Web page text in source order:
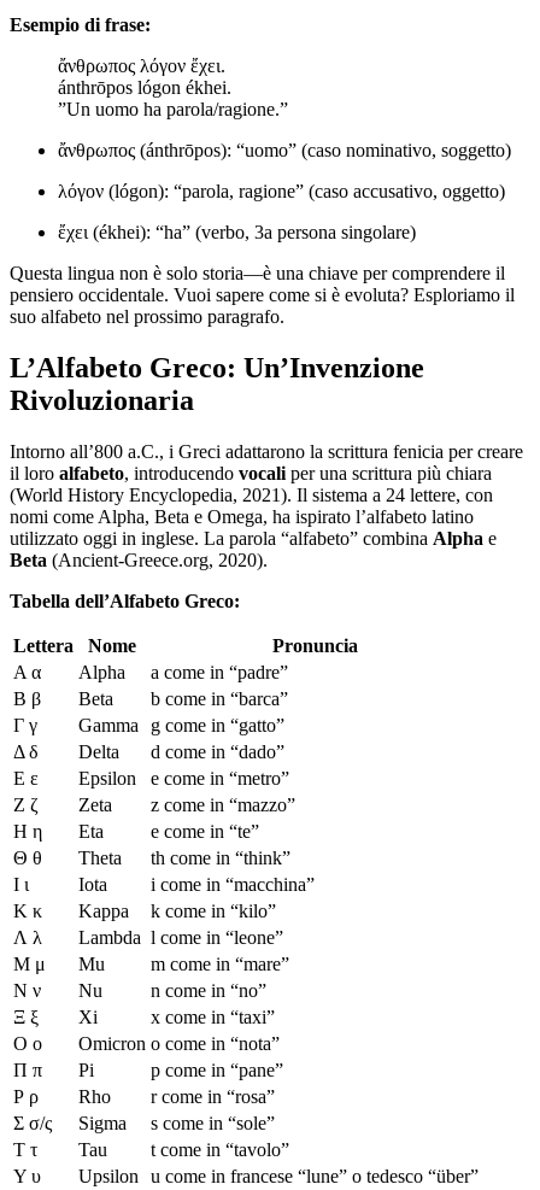
Esempio di frase:
ἄνθρωπος λόγον ἔχει.
ánthrōpos lógon ékhei.
”Un uomo ha parola/ragione.”
ἄνθρωπος (ánthrōpos): “uomo” (caso nominativo, soggetto)
λόγον (lógon): “parola, ragione” (caso accusativo, oggetto)
ἔχει (ékhei): “ha” (verbo, 3a persona singolare)
Questa lingua non è solo storia—è una chiave per comprendere il
pensiero occidentale. Vuoi sapere come si è evoluta? Esploriamo il
suo alfabeto nel prossimo paragrafo.
L’Alfabeto Greco: Un’Invenzione
Rivoluzionaria
Intorno all’800 a.C., i Greci adattarono la scrittura fenicia per creare
il loro alfabeto, introducendo vocali per una scrittura più chiara
(World History Encyclopedia, 2021). Il sistema a 24 lettere, con
nomi come Alpha, Beta e Omega, ha ispirato l’alfabeto latino
utilizzato oggi in inglese. La parola “alfabeto” combina Alpha e
Beta (Ancient-Greece.org, 2020).
Tabella dell’Alfabeto Greco:
Lettera Nome
Pronuncia
Α α
Alpha
a come in “padre”
Β β
Beta
b come in “barca”
Γ γ
Gamma
g come in “gatto”
Δ δ
Delta
d come in “dado”
Ε ε
Epsilon
e come in “metro”
Ζ ζ
Zeta
z come in “mazzo”
Η η
Eta
e come in “te”
Θ θ
Theta
th come in “think”
Ι ι
Iota
i come in “macchina”
Κ κ
Kappa
k come in “kilo”
Λ λ
Lambda l come in “leone”
Μ μ
Mu
m come in “mare”
Ν ν
Nu
n come in “no”
Ξ ξ
Xi
x come in “taxi”
Ο ο
Omicron o come in “nota”
Π π
Pi
p come in “pane”
Ρ ρ
Rho
r come in “rosa”
Σ σ/ς
Sigma
s come in “sole”
Τ τ
Tau
t come in “tavolo”
Υ υ
Upsilon
u come in francese “lune” o tedesco “über”